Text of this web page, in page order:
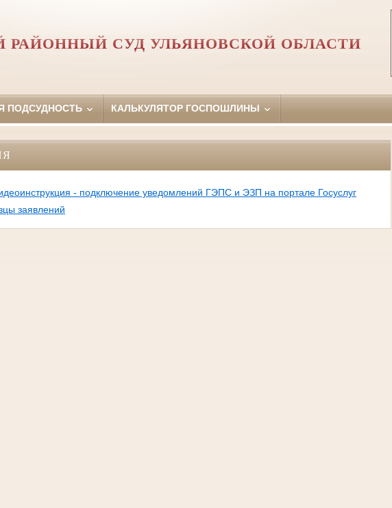
РАЙОННЫЙ СУД УЛЬЯНОВСКОЙ ОБЛАСТИ
ПОДСУДНОСТЬ КАЛЬКУЛЯТОР ГОСПОШЛИНЫ
- подключение уведомлений ГЭПС и ЭЗП на портале Госуслуг
заявлений